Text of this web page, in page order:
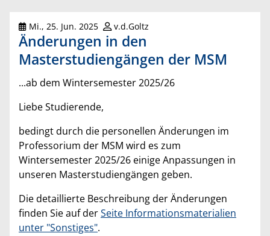
Mi., 25. Jun. 2025 v.d.Goltz
Änderungen in den
Masterstudiengängen der MSM
...ab dem Wintersemester 2025/26
Liebe Studierende,
bedingt durch die personellen Änderungen im
Professorium der MSM wird es zum
Wintersemester 2025/26 einige Anpassungen in
unseren Masterstudiengängen geben.
Die detaillierte Beschreibung der Änderungen
finden Sie auf derSeite Informationsmaterialien
unter "Sonstiges".